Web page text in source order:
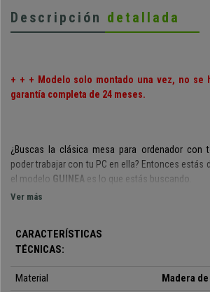
Descripción detallada
+ + + Modelo solo montado una vez, no se
garantía completa de 24 meses.
¿Buscas la clásica mesa para ordenador con
poder trabajar con tu PC en ella? Entonces estás
el modelo GUINEA es lo que estás buscando.
soporte para la CPU y bandeja para el teclado
superficie útil de 120x60 cm
desarrollar cualquier otra tarea.
Ver más
CARACTERÍSTICAS
TÉCNICAS:
Material Madera